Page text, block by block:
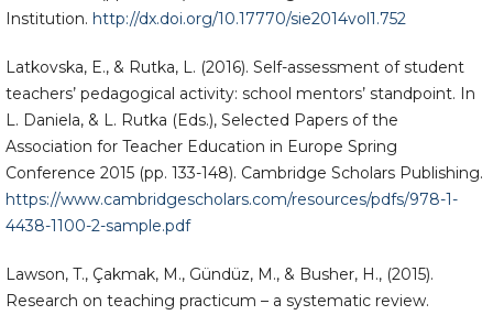
Institution. http://dx.doi.org/10.17770/sie2014vol1.752
Latkovska, E., & Rutka, L. (2016). Self-assessment of student
teachers’ pedagogical activity: school mentors’ standpoint. In
L. Daniela, & L. Rutka (Eds.), Selected Papers of the
Association for Teacher Education in Europe Spring
Conference 2015 (pp. 133-148). Cambridge Scholars Publishing.
https://www.cambridgescholars.com/resources/pdfs/978-1-
4438-1100-2-sample.pdf
Lawson, T., Çakmak, M., Gündüz, M., & Busher, H., (2015).
Research on teaching practicum – a systematic review.